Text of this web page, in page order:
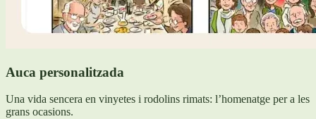
Auca personalitzada
Una vida sencera en vinyetes i rodolins rimats: l’homenatge per a les
grans ocasions.